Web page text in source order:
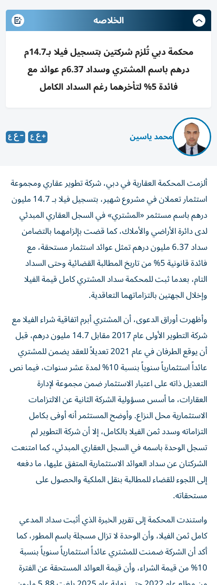
الخلاصه
محكمة دبي تُلزم شركتين بتسجيل فيلا بـ14.7م
درهم باسم المشتري وسداد 6.37م عوائد مع
فائدة 5% لتأخرهما رغم السداد الكامل
محمد ياسين
ألزمت المحكمة العقارية في دبي، شركة تطوير عقاري ومجموعة
استثمار تعملان في مشروع شهير، بتسجيل فيلا بـ 14.7 مليون
درهم باسم مستثمر «المشتري» في السجل العقاري المبدئي
لدى دائرة الأراضي والأملاك، كما قضت بإلزامهما بالتضامن
سداد 6.37 مليون درهم تمثل عوائد استثمار مستحقة، مع
فائدة قانونية 5% من تاريخ المطالبة القضائية وحتى السداد
التام، بعدما ثبت للمحكمة سداد المشتري كامل قيمة الفيلا
وإخلال الجهتين بالتزاماتهما التعاقدية.
وأظهرت أوراق الدعوى، أن المشتري أبرم اتفاقية شراء الفيلا مع
شركة التطوير الأولى عام 2017 مقابل 14.7 مليون درهم، قبل
أن يوقع الطرفان في عام 2021 تعديلاً للعقد يضمن للمشتري
عائداً استثمارياً سنوياً بنسبة 10% لمدة عشر سنوات، فيما نص
التعديل ذاته على اعتبار الاستثمار ضمن مجموعة لإدارة
العقارات، ما أسس مسؤولية الشركة الثانية عن الالتزامات
الاستثمارية محل النزاع. وأوضح المستثمر أنه أوفى بكامل
التزاماته وسدد ثمن الفيلا بالكامل، إلا أن شركة التطوير لم
تسجل الوحدة باسمه في السجل العقاري المبدئي، كما امتنعت
الشركتان عن سداد العوائد الاستثمارية المتفق عليها، ما دفعه
إلى اللجوء للقضاء للمطالبة بنقل الملكية والحصول على
مستحقاته.
واستندت المحكمة إلى تقرير الخبرة الذي أثبت سداد المدعي
كامل ثمن الفيلا، وأن الوحدة لا تزال مسجلة باسم المطور، كما
أكد أن الشركة ضمنت للمشتري عائداً استثمارياً سنوياً بنسبة
10% من قيمة الشراء، وأن قيمة العوائد المستحقة عن الفترة